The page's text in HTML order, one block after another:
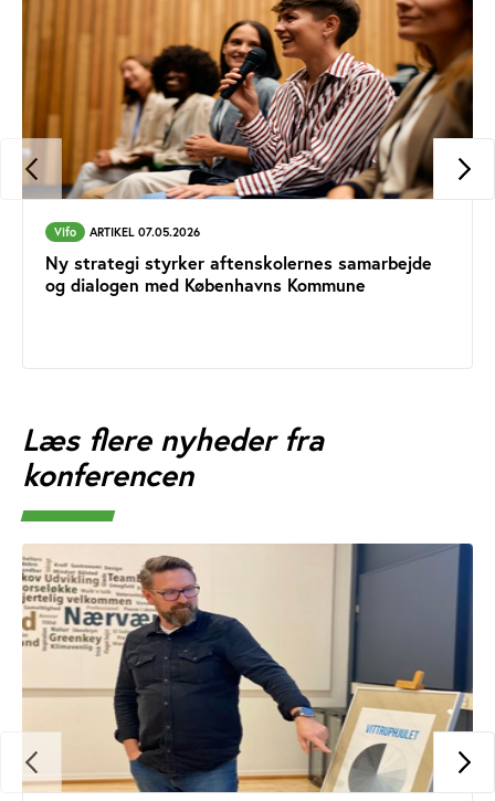
Vifo ARTIKEL 07.05.2026
Ny strategi styrker aftenskolernes samarbejde
og dialogen med Københavns Kommune
Læs flere nyheder fra
konferencen